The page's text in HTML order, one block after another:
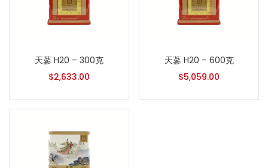
天蔘 H20 – 300克
$2,633.00
天蔘 H20 – 600克
$5,059.00